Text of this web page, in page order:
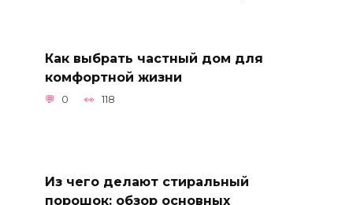
Как выбрать частный дом для
комфортной жизни
0 118
Из чего делают стиральный
порошок: обзор основных